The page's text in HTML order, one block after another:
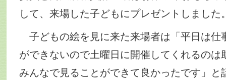
して、来場した子どもにプレゼントしました
子どもの絵を見に来た来場者は「平日は仕
ができないので土曜日に開催してくれるのは
みんなで見ることができて良かったです」と